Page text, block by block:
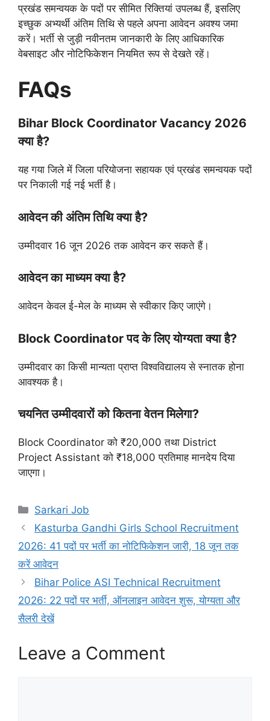
प्रखंड समन्वयक के पदों पर सीमित रिक्तियां उपलब्ध हैं, इसलिए
इच्छुक अभ्यर्थी अंतिम तिथि से पहले अपना आवेदन अवश्य जमा
करें। भर्ती से जुड़ी नवीनतम जानकारी के लिए आधिकारिक
वेबसाइट और नोटिफिकेशन नियमित रूप से देखते रहें।
FAQs
Bihar Block Coordinator Vacancy 2026
क्या है?
यह गया जिले में जिला परियोजना सहायक एवं प्रखंड समन्वयक पदों
पर निकाली गई नई भर्ती है।
आवेदन की अंतिम तिथि क्या है?
उम्मीदवार 16 जून 2026 तक आवेदन कर सकते हैं।
आवेदन का माध्यम क्या है?
आवेदन केवल ई-मेल के माध्यम से स्वीकार किए जाएंगे।
Block Coordinator पद के लिए योग्यता क्या है?
उम्मीदवार का किसी मान्यता प्राप्त विश्वविद्यालय से स्नातक होना
आवश्यक है।
चयनित उम्मीदवारों को कितना वेतन मिलेगा?
Block Coordinator को ₹20,000 तथा District
Project Assistant को ₹18,000 प्रतिमाह मानदेय दिया
जाएगा।
Sarkari Job
Kasturba Gandhi Girls School Recruitment
2026: 41 पदों पर भर्ती का नोटिफिकेशन जारी, 18 जून तक
करें आवेदन
Bihar Police ASI Technical Recruitment
2026: 22 पदों पर भर्ती, ऑनलाइन आवेदन शुरू, योग्यता और
सैलरी देखें
Leave a Comment